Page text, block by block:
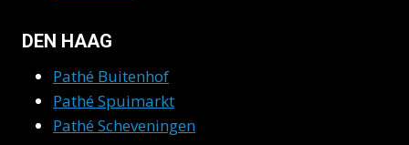
DEN HAAG
Pathé Buitenhof
Pathé Spuimarkt
Pathé Scheveningen